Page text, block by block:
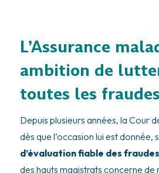
L’Assurance
ambition de
toutes les
Depuis plusieurs années, la Cour
dès que l’occasion lui est donnée,
d’évaluation fiable des
des hauts magistrats concerne de